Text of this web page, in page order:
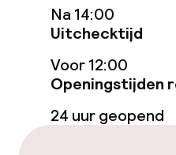
Eet- en drinkdiensten
Ontbijtbuffet
Lunch à la carte
Na 14:00
Uitchecktijd
Voor 12:00
Openingstijden
24 uur geopend